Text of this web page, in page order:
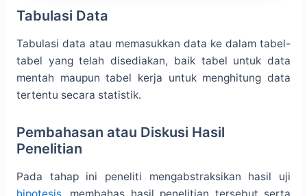
Tabulasi Data
Tabulasi data atau memasukkan data ke dalam tabel-
tabel yang telah disediakan, baik tabel untuk data
mentah maupun tabel kerja untuk menghitung data
tertentu secara statistik.
Pembahasan atau Diskusi Hasil
Penelitian
Pada tahap ini peneliti mengabstraksikan hasil uji